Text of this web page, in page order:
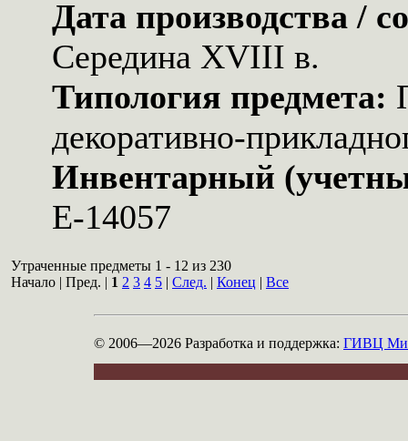
Дата производства /
Середина XVIII в.
Типология предмета:
декоративно-
Инвентарный
Е-14057
Утраченные предметы 1 - 12 из 230
Начало | Пред. | 1 2 3 4 5 | След. | Конец | Все
© 2006—2026 Разработка и поддержка: ГИВЦ